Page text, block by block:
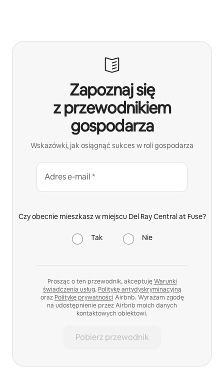
Zapoznaj się
z przewodnikiem
gospodarza
Wskazówki, jak osiągnąć sukces w roli gospodarza
Adres e-mail *
Czy obecnie mieszkasz w miejscu Del Ray Central at Fuse?
Tak Nie
Prosząc o ten przewodnik, akceptujęWarunki
świadczenia usług, Politykę antydyskryminacyjną
oraz Politykę prywatności Airbnb. Wyrażam zgodę
na udostępnienie przez Airbnb moich danych
kontaktowych obiektowi.
Pobierz przewodnik